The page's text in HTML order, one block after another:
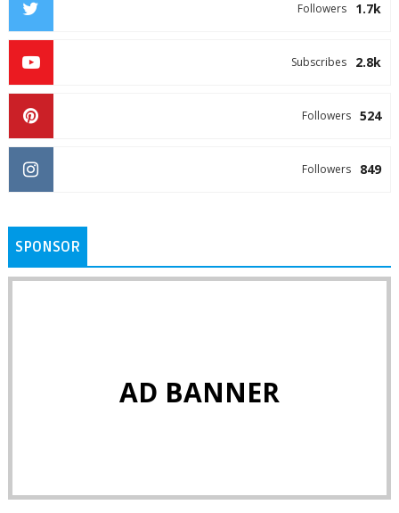
1.7k
Followers
2.8k
Subscribes
524
Followers
849
Followers
SPONSOR
AD BANNER